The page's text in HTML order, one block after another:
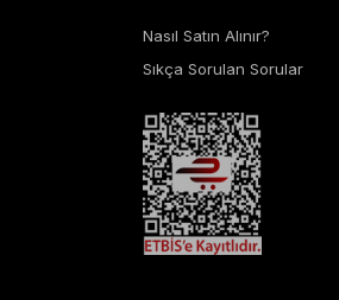
Nasıl Satın Alınır?
Sıkça Sorulan Sorular